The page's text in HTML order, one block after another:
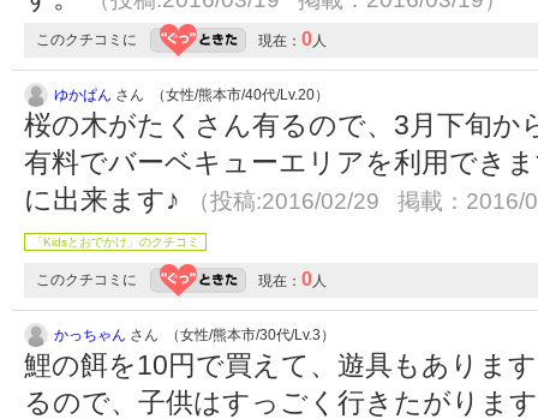
このクチコミに 現在： 0 人
ゆかぱん さん （女性/熊本市/40代/Lv.20）
桜の木がたくさん有るので、3月下旬か
有料でバーベキューエリアを利用でき
に出来ます♪
（投稿:2016/02/29 掲載：2016/
「Kidsとおでかけ」のクチコミ
このクチコミに 現在： 0 人
かっちゃん さん （女性/熊本市/30代/Lv.3）
鯉の餌を10円で買えて、遊具もありま
るので、子供はすっごく行きたがりま